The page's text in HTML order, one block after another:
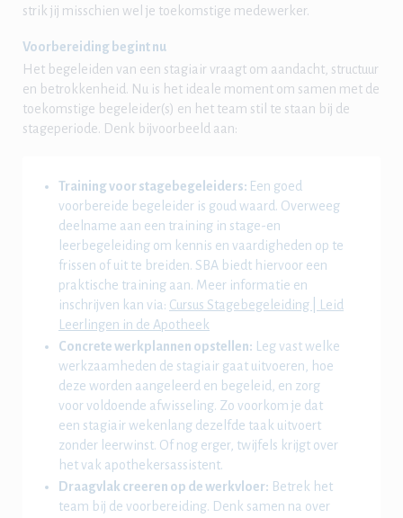
strik jij misschien wel je toekomstige medewerker.
Voorbereiding begint nu
Het begeleiden van een stagiair vraagt om aandacht, structuur
en betrokkenheid. Nu is het ideale moment om samen met de
toekomstige begeleider(s) en het team stil te staan bij de
stageperiode. Denk bijvoorbeeld aan:
Training voor stagebegeleiders: Een goed
voorbereide begeleider is goud waard. Overweeg
deelname aan een training in stage-en
leerbegeleiding om kennis en vaardigheden op te
frissen of uit te breiden. SBA biedt hiervoor een
praktische training aan. Meer informatie en
inschrijven kan via: Cursus Stagebegeleiding | Leid
Leerlingen in de Apotheek
Concrete werkplannen opstellen: Leg vast welke
werkzaamheden de stagiair gaat uitvoeren, hoe
deze worden aangeleerd en begeleid, en zorg
voor voldoende afwisseling. Zo voorkom je dat
een stagiair wekenlang dezelfde taak uitvoert
zonder leerwinst. Of nog erger, twijfels krijgt over
het vak apothekersassistent.
Draagvlak creeren op de werkvloer: Betrek het
team bij de voorbereiding. Denk samen na over